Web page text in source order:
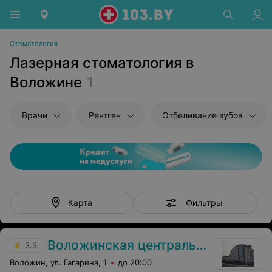
Стоматология
Лазерная стоматология в
Воложине 1
Врачи Рентген Отбеливание зубов
Карта Фильтры
3.3 Воложинская центральная районная больница
Воложин, ул. Гагарина, 1 до 20:00